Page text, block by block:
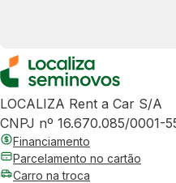
LOCALIZA Rent a Car S/A
CNPJ nº 16.670.085/0001-
Financiamento
Parcelamento no cartão
Carro na troca